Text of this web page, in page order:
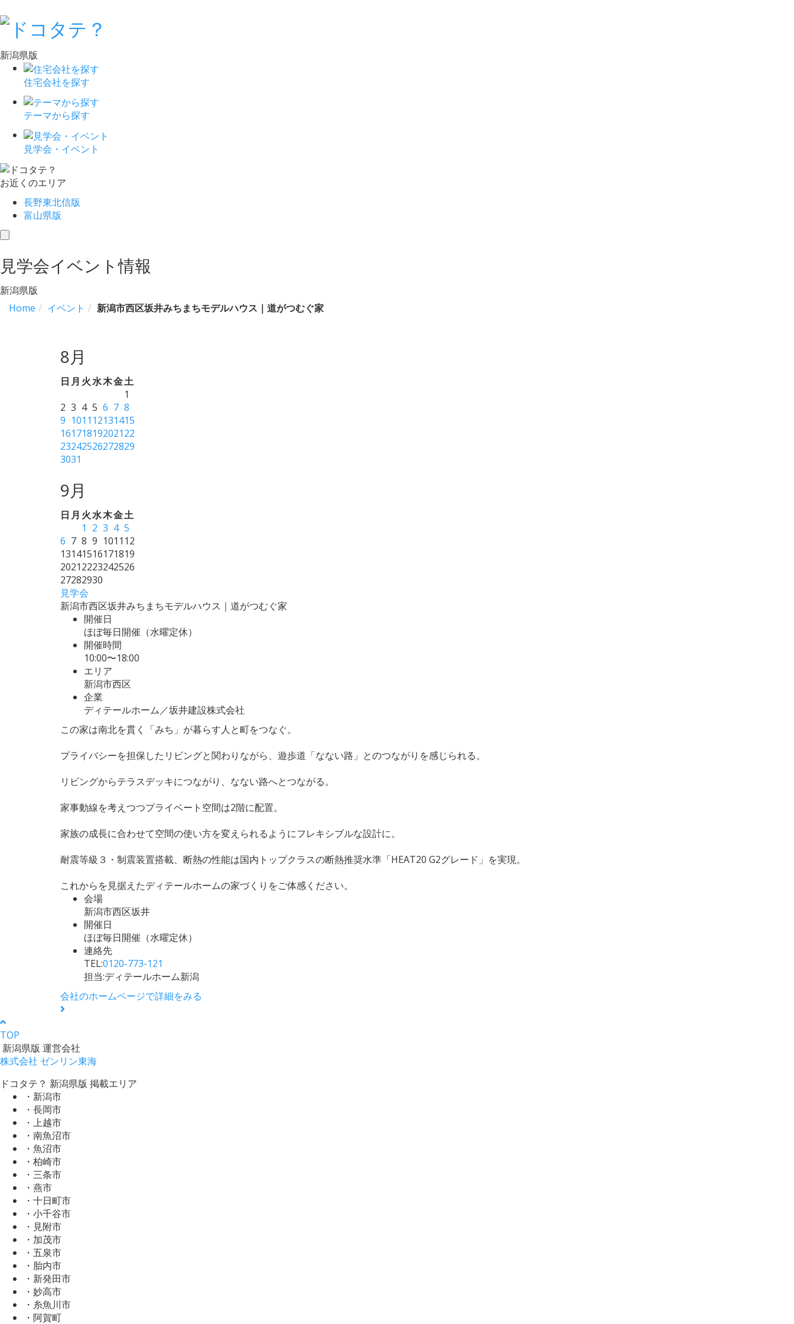
新潟県版
住宅会社を探す
テーマから探す
見学会・イベント
お近くのエリア
長野東北信版
富山県版
toggle
見学会イベント情報
新潟県版
Home
イベント 新潟市西区坂井みちまちモデルハウス｜道がつむぐ家
8月
日 月 火水木金土
1
2 3 4 5 6 7 8
9 1011 12131415
16171819202122
23242526272829
3031
9月
日 月 火水木金土
1 2 3 4 5
6 7 8 9 1011 12
13141516171819
20212223242526
27282930
見学会
新潟市西区坂井みちまちモデルハウス｜道がつむぐ家
開催日
ほぼ毎日開催（水曜定休）
開催時間
10:00〜18:00
エリア
新潟市西区
企業
ディテールホーム／坂井建設株式会社
この家は南北を貫く「みち」が暮らす人と町をつなぐ。
プライバシーを担保したリビングと関わりながら、遊歩道「なない路」とのつながりを感じられる。
リビングからテラスデッキにつながり、なない路へとつながる。
家事動線を考えつつプライベート空間は2階に配置。
家族の成長に合わせて空間の使い方を変えられるようにフレキシブルな設計に。
耐震等級３・制震装置搭載、断熱の性能は国内トップクラスの断熱推奨水準「HEAT20 G2グレード」を実現。
これからを見据えたディテールホームの家づくりをご体感ください。
会場
新潟市西区坂井
開催日
ほぼ毎日開催（水曜定休）
連絡先
TEL:0120-773-121
担当:ディテールホーム新潟
会社のホームページで詳細をみる
TOP
新潟県版 運営会社
株式会社 ゼンリン東海
ドコタテ？ 新潟県版 掲載エリア
・新潟市
・長岡市
・上越市
・南魚沼市
・魚沼市
・柏崎市
・三条市
・燕市
・十日町市
・小千谷市
・見附市
・加茂市
・五泉市
・胎内市
・新発田市
・妙高市
・糸魚川市
・阿賀町